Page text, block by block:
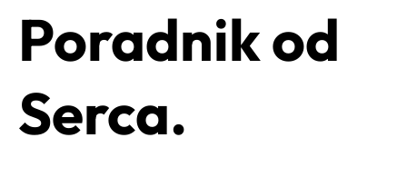
Poradnik od
Serca.